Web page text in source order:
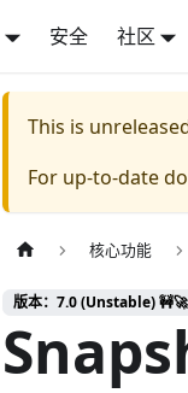
安全 社区
This is
For up-to-date
核心功能
版本：7.0 (Unstable) 🚧🚀